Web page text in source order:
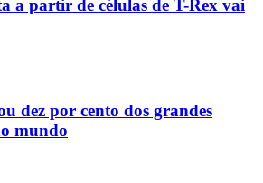
a partir de células de T-Rex vai
dez por cento dos grandes
mundo